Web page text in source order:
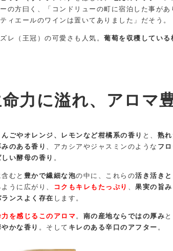
の方曰く、「コンドリューの町に宿泊した事が
ィエールのワインは置いてありました」だそう。
レ（王冠）の可愛さも人気。 葡萄を収穫してい
力に溢れ、アロマ
ごやオレンジ、レモンなど柑橘系の香り と、 熟
みのある香り 、アカシアやジャスミンのような フ
い酵母の香り 。
むと 豊かで繊細な泡の中に、これらの活き活き
うに広がり、
コクもキレもたっぷり 果実の旨
ンスよく存在 します。
を感じるこのアロマ。 南の産地ならではの厚みと
かな香り 。そして キレのある辛口のアフター 。